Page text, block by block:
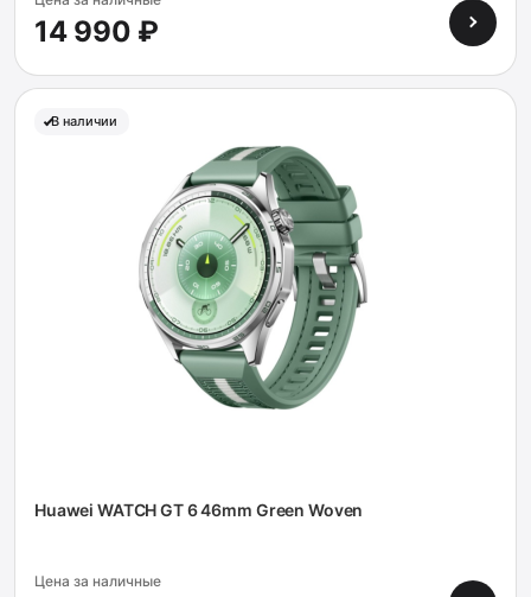
14 990 ₽
В наличии
Huawei WATCH GT 6 46mm Green Woven
Цена за наличные